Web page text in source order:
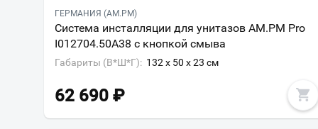
ГЕРМАНИЯ (AM.PM)
Система инсталляции для унитазов AM.PM Pro
I012704.50A38 с кнопкой смыва
Габариты (В*Ш*Г): 132 x 50 x 23 см
62 690 ₽